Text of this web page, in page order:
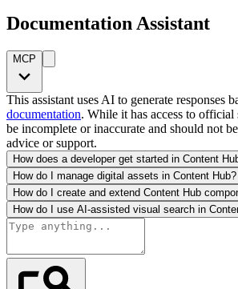
Documentation Assistant
MCP
This assistant uses AI to generate responses
documentation. While it has access to official
be incomplete or inaccurate and should not
advice or support.
How does a developer get started in Content
How do I manage digital assets in Content Hub?
How do I create and extend Content Hub
How do I use AI-assisted visual search in